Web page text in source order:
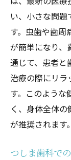
い、小さな問
す。虫歯や歯周
が簡単になり、
通じて、患者と
治療の際にリラ
す。このような
く、身体全体
が推奨されます。
つしま歯科で